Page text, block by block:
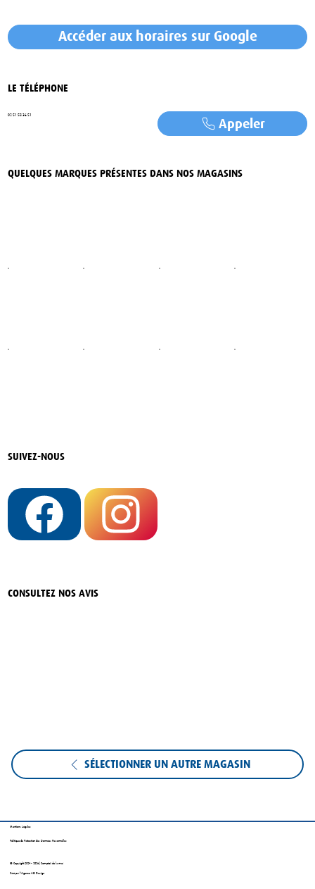
SÉLECTIONNER UN AUTRE MAGASIN
QUELQUES MARQUES PRÉSENTES DANS NOS MAGASINS
Appeler
02 51 58 36 51
LE TÉLÉPHONE
Accéder aux horaires sur Google
CONSULTEZ NOS AVIS
SUIVEZ-NOUS
Mentions Légales
Politique de Protection des Données Personnelles
© Copyright 2024 - 2026 | Comptoir de la mer
Créé par l'Agence AB Design